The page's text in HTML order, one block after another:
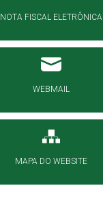
NOTA FISCAL ELETRÔNICA
WEBMAIL
MAPA DO WEBSITE